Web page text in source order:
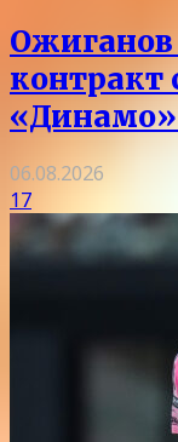
контракт
«Динамо»
06.08.2026
17